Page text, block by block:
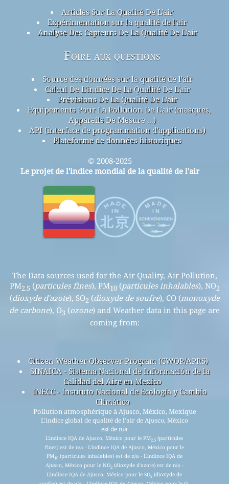
Articles Sur La Qualité De L'air
Expérimentation sur la qualité de l'air
Analyse Des Capteurs De La Qualité De L'air
Foire aux questions
Source des données sur la qualité de l'air
Calcul De L'indice De La Qualité De L'air
Prévisions De La Qualité De L'air
Equipements Pour La Pollution De L'air (masques,
Appareils De Mesure ...)
API (interface de programmation d'applications)
Plateforme de données historiques
© 2008-2025
Le projet de l'indice mondial de la qualité de l'air
The Data sources used for the Air Quality, Air Pollution,
PM2.5 (particules fines), PM10(particules inhalables), NO2
(dioxyde d'azote), SO2 (dioxyde de soufre), CO (monoxyde
de carbone), O3 (ozone) and Weather data in this page are
coming from:
Citizen Weather Observer Program (CWOP/APRS)
SINAICA - Sistema Nacional de Información de la
Calidad del Aire en Mexico
INECC - Instituto Nacional de Ecología y Cambio
Climático
Pollution atmosphérique à Ajusco, México, Mexique
L'indice global de qualité de l'air de Ajusco, México
est de n/a
L'indince IQA de Ajusco, México pour le PM2.5(particules
fines) est de n/a - L'indince IQA de Ajusco, México pour le
PM10(particules inhalables) est de n/a - L'indince IQA de
Ajusco, México pour le NO2(dioxyde d'azote) est de n/a -
L'indince IQA de Ajusco, México pour le SO2 (dioxyde de